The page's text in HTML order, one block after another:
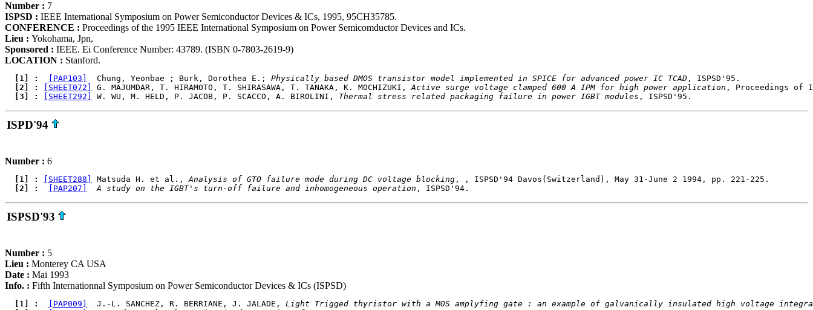
Number : 7
ISPSD : IEEE International Symposium on Power Semiconductor Devices & ICs, 1995, 95CH35785.
CONFERENCE : Proceedings of the 1995 IEEE International Symposium on Power Semicomductor Devices and ICs.
Lieu : Yokohama, Jpn,
Sponsored : IEEE. Ei Conference Number: 43789. (ISBN 0-7803-2619-9)
LOCATION : Stanford.
  [1] :
[PAP103]
  Chung, Yeonbae ; Burk, Dorothea E.;
Physically based DMOS transistor model implemented in SPICE for advanced power IC TCAD
  [2] :
[SHEET072] G. MAJUMDAR, T. HIRAMOTO, T. SHIRASAWA, T. TANAKA, K. MOCHIZUKI, Active surge voltage clamped 600 A IPM for high power application
  [3] :
[SHEET292] W. WU, M. HELD, P. JACOB, P. SCACCO, A. BIROLINI, Thermal stress related packaging failure in power IGBT modules
ISPD'94
Number : 6
  [1] :
[SHEET288] Matsuda H. et al., Analysis of GTO failure mode during DC voltage blocking
  [2] :
[PAP207] A study on the IGBT's turn-off failure and inhomogeneous operation
ISPSD'93
Number : 5
Lieu : Monterey CA USA
Date : Mai 1993
Info. : Fifth Internationnal Symposium on Power Semiconductor Devices & ICs (ISPSD)
  [1] :
[PAP009]
  J.-L. SANCHEZ, R. BERRIANE, J. JALADE,
Light Trigged thyristor with a MOS amplyfing gate : an example of galvanically insulated high voltage